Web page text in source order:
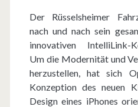
I
n
t
e
l
Der Rüsselsheimer
nach und nach sein
innovativen IntelliLink-
Um die Modernität und
herzustellen, hat sich
Konzeption des neuen
Design eines iPhones